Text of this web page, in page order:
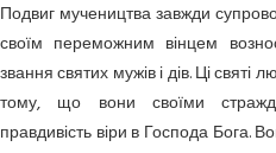
Подвиг мучеництва завжди
своїм переможним вінцем
звання святих мужів і дів. Ці
тому, що вони своїми
правдивість віри в Господа Бога.